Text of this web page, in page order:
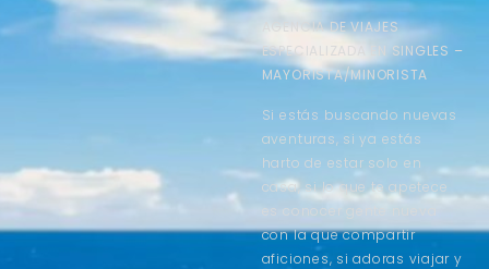
AGENCIA DE VIAJES
ESPECIALIZADA EN SINGLES –
MAYORISTA/MINORISTA
Si estás buscando nuevas
aventuras, si ya estás
harto de estar solo en
casa, si lo que te apetece
es conocer gente nueva
con la que compartir
aficiones, si adoras viajar y